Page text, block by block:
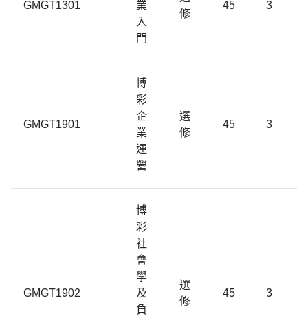
GMGT1301
業
入
門
修
45 3
GMGT1901
博
彩
企
業
運
營
選
修
45 3
GMGT1902
博
彩
社
會
學
及
負
選
修
45 3